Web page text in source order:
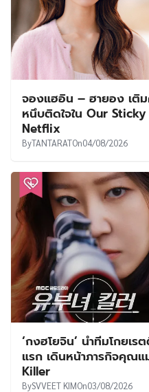
จองแฮอิน – ฮายอง เติม
หนึบติดใจใน Our
Netflix
ByTANTARATOn04/08/2026
‘กงฮโยจิน’ นำทีมโกยเ
แรก เดินหน้าภารกิจคุณ
Killer
BySVVEET KIMOn03/08/2026